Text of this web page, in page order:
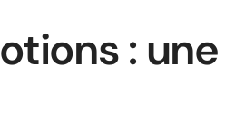
: une